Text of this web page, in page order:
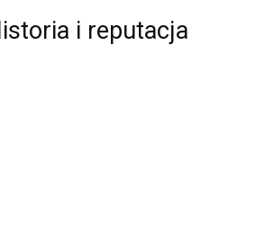
i reputacja